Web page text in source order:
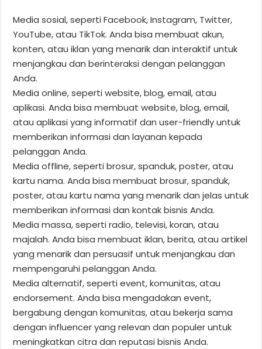
Media sosial, seperti Facebook, Instagram, Twitter,
YouTube, atau TikTok. Anda bisa membuat akun,
konten, atau iklan yang menarik dan interaktif untuk
menjangkau dan berinteraksi dengan pelanggan
Anda.
Media online, seperti website, blog, email, atau
aplikasi. Anda bisa membuat website, blog, email,
atau aplikasi yang informatif dan user-friendly untuk
memberikan informasi dan layanan kepada
pelanggan Anda.
Media offline, seperti brosur, spanduk, poster, atau
kartu nama. Anda bisa membuat brosur, spanduk,
poster, atau kartu nama yang menarik dan jelas untuk
memberikan informasi dan kontak bisnis Anda.
Media massa, seperti radio, televisi, koran, atau
majalah. Anda bisa membuat iklan, berita, atau artikel
yang menarik dan persuasif untuk menjangkau dan
mempengaruhi pelanggan Anda.
Media alternatif, seperti event, komunitas, atau
endorsement. Anda bisa mengadakan event,
bergabung dengan komunitas, atau bekerja sama
dengan influencer yang relevan dan populer untuk
meningkatkan citra dan reputasi bisnis Anda.